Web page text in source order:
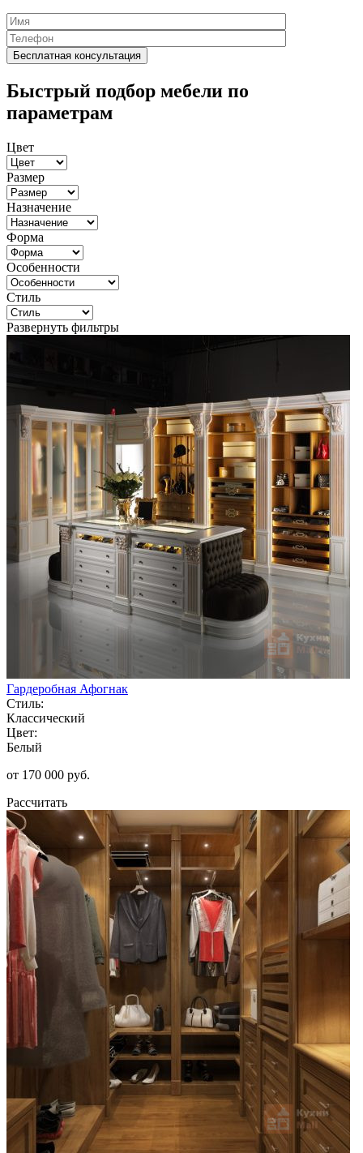
Быстрый подбор мебели по
параметрам
Цвет
Размер
Назначение
Форма
Особенности
Стиль
Развернуть фильтры
Гардеробная Афогнак
Стиль:
Классический
Цвет:
Белый
от 170 000 руб.
Рассчитать